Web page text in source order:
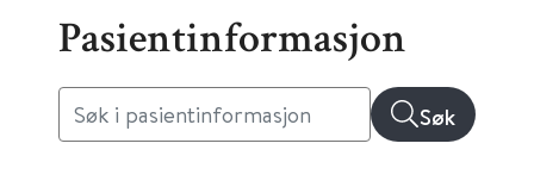
Pasientinformasjon
Søk